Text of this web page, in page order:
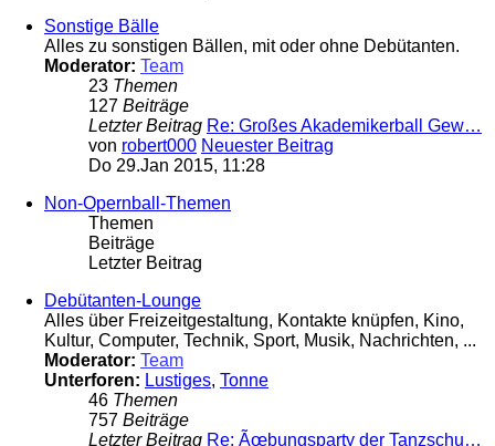
Sonstige Bälle
Alles zu sonstigen Bällen, mit oder ohne Debütanten.
Moderator: Team
23 Themen
127 Beiträge
Letzter Beitrag Re: Großes Akademikerball Gew…
von robert000 Neuester Beitrag
Do 29.Jan 2015, 11:28
Non-Opernball-Themen
Themen
Beiträge
Letzter Beitrag
Debütanten-Lounge
Alles über Freizeitgestaltung, Kontakte knüpfen, Kino,
Kultur, Computer, Technik, Sport, Musik, Nachrichten, ...
Moderator: Team
Unterforen: Lustiges, Tonne
46 Themen
757 Beiträge
Letzter Beitrag Re: Ãœbungsparty der Tanzschu…